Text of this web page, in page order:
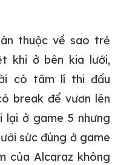
thuộc về sao trẻ
khi ở bên kia lưới,
có tâm lí thi đấu
break để vươn lên
lại ở game 5 nhưng
sức đúng ở game
của Alcaraz không